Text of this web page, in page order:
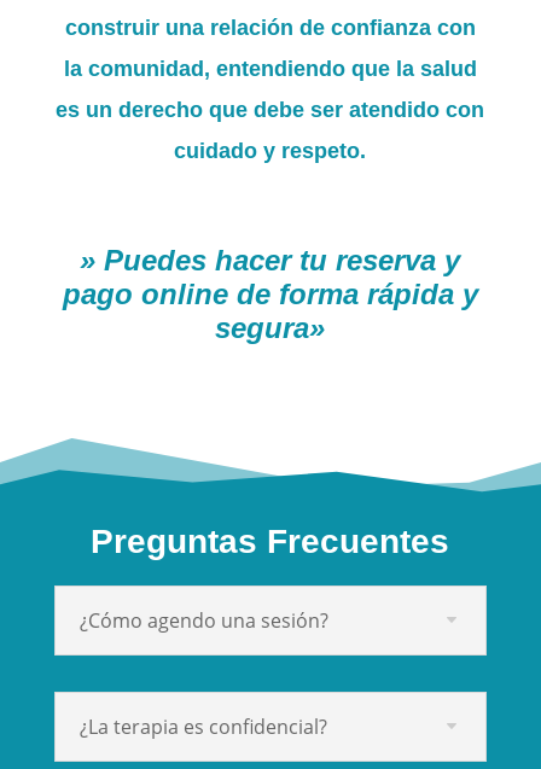
construir una relación de confianza con
la comunidad, entendiendo que la salud
es un derecho que debe ser atendido con
cuidado y respeto.
» Puedes hacer tu reserva y
pago online de forma rápida y
segura»
Preguntas Frecuentes
¿Cómo agendo una sesión?
¿La terapia es confidencial?